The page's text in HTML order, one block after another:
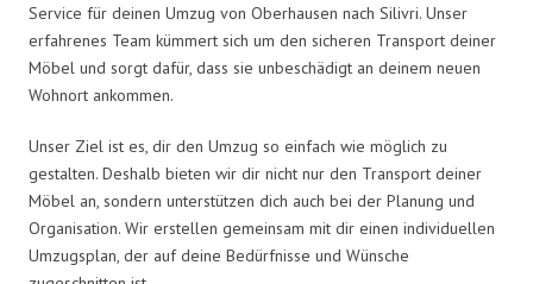
Service für deinen Umzug von Oberhausen nach Silivri. Unser
erfahrenes Team kümmert sich um den sicheren Transport deiner
Möbel und sorgt dafür, dass sie unbeschädigt an deinem neuen
Wohnort ankommen.
Unser Ziel ist es, dir den Umzug so einfach wie möglich zu
gestalten. Deshalb bieten wir dir nicht nur den Transport deiner
Möbel an, sondern unterstützen dich auch bei der Planung und
Organisation. Wir erstellen gemeinsam mit dir einen individuellen
Umzugsplan, der auf deine Bedürfnisse und Wünsche